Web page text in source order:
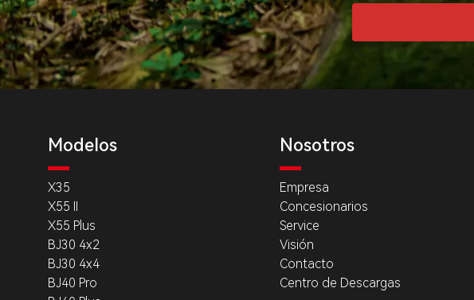
Modelos
X35
X55 II
X55 Plus
BJ30 4x2
BJ30 4x4
BJ40 Pro
Nosotros
Empresa
Concesionarios
Service
Visión
Contacto
Centro de Descargas